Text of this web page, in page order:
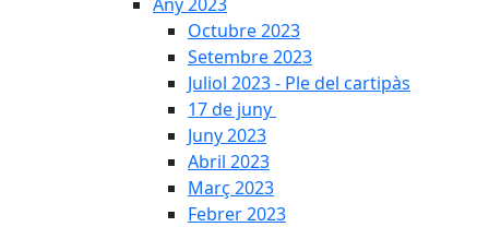
Octubre 2023
Setembre 2023
Juliol 2023 - Ple del cartipàs
17 de juny
Juny 2023
Abril 2023
Març 2023
Febrer 2023